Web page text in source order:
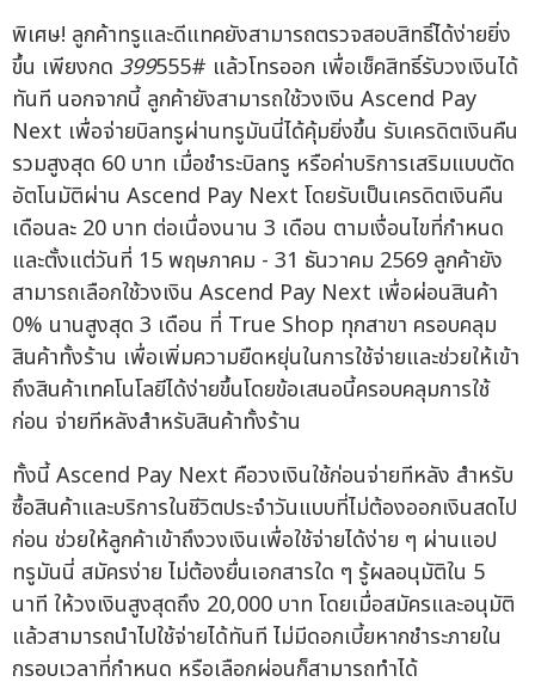
พิเศษ! ลูกค้าทรูและดีแทคยังสามารถตรวจสอบสิทธิ์ได้ง่ายยิ่ง
ขึ้น เพียงกด 399555# แล้วโทรออก เพื่อเช็คสิทธิ์รับวงเงินได้
ทันที นอกจากนี้ ลูกค้ายังสามารถใช้วงเงิน Ascend Pay
Next เพื่อจ่ายบิลทรูผ่านทรูมันนี่ได้คุ้มยิ่งขึ้น รับเครดิตเงินคืน
รวมสูงสุด 60 บาท เมื่อชำระบิลทรู หรือค่าบริการเสริมแบบตัด
อัตโนมัติผ่าน Ascend Pay Next โดยรับเป็นเครดิตเงินคืน
เดือนละ 20 บาท ต่อเนื่องนาน 3 เดือน ตามเงื่อนไขที่กำหนด
และตั้งแต่วันที่ 15 พฤษภาคม - 31 ธันวาคม 2569 ลูกค้ายัง
สามารถเลือกใช้วงเงิน Ascend Pay Next เพื่อผ่อนสินค้า
0% นานสูงสุด 3 เดือน ที่ True Shop ทุกสาขา ครอบคลุม
สินค้าทั้งร้าน เพื่อเพิ่มความยืดหยุ่นในการใช้จ่ายและช่วยให้เข้า
ถึงสินค้าเทคโนโลยีได้ง่ายขึ้นโดยข้อเสนอนี้ครอบคลุมการใช้
ก่อน จ่ายทีหลังสำหรับสินค้าทั้งร้าน
ทั้งนี้ Ascend Pay Next คือวงเงินใช้ก่อนจ่ายทีหลัง สำหรับ
ซื้อสินค้าและบริการในชีวิตประจำวันแบบที่ไม่ต้องออกเงินสดไป
ก่อน ช่วยให้ลูกค้าเข้าถึงวงเงินเพื่อใช้จ่ายได้ง่าย ๆ ผ่านแอป
ทรูมันนี่ สมัครง่าย ไม่ต้องยื่นเอกสารใด ๆ รู้ผลอนุมัติใน 5
นาที ให้วงเงินสูงสุดถึง 20,000 บาท โดยเมื่อสมัครและอนุมัติ
แล้วสามารถนำไปใช้จ่ายได้ทันที ไม่มีดอกเบี้ยหากชำระภายใน
กรอบเวลาที่กำหนด หรือเลือกผ่อนก็สามารถทำได้